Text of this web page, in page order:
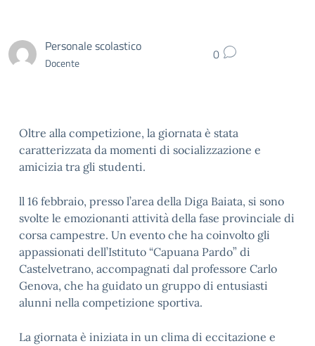
Personale scolastico
Docente 0
Oltre alla competizione, la giornata è stata
caratterizzata da momenti di socializzazione e
amicizia tra gli studenti.
ll 16 febbraio, presso l’area della Diga Baiata, si sono
svolte le emozionanti attività della fase provinciale di
corsa campestre. Un evento che ha coinvolto gli
appassionati dell’Istituto “Capuana Pardo” di
Castelvetrano, accompagnati dal professore Carlo
Genova, che ha guidato un gruppo di entusiasti
alunni nella competizione sportiva.
La giornata è iniziata in un clima di eccitazione e